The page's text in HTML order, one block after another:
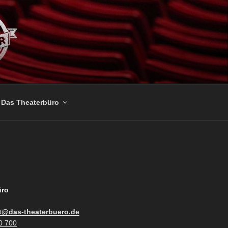
Das Theaterbüro
theaterbuero.de
700